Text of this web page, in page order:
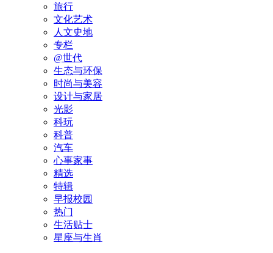
旅行
文化艺术
人文史地
专栏
@世代
生态与环保
时尚与美容
设计与家居
光影
科玩
科普
汽车
心事家事
精选
特辑
早报校园
热门
生活贴士
星座与生肖